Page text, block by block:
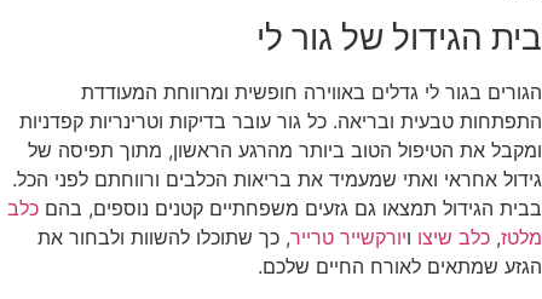
בית הגידול של גור לי
הגורים בגור לי גדלים באווירה חופשית ומרווחת המעודדת
התפתחות טבעית ובריאה. כל גור עובר בדיקות וטרינריות קפדניות
ומקבל את הטיפול הטוב ביותר מהרגע הראשון, מתוך תפיסה של
גידול אחראי ואתי שמעמיד את בריאות הכלבים ורווחתם לפני הכל.
בבית הגידול תמצאו גם גזעים משפחתיים קטנים נוספים, בהם כלב
מלטז, כלב שיצו ויורקשייר טרייר, כך שתוכלו להשוות ולבחור את
הגזע שמתאים לאורח החיים שלכם.